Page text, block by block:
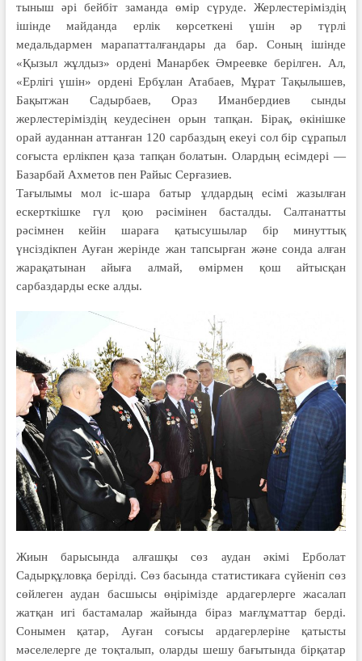
тыныш әрі бейбіт заманда өмір сүруде. Жерлестеріміздің
ішінде майданда ерлік көрсеткені үшін әр түрлі
медальдармен марапатталғандары да бар. Соның ішінде
«Қызыл жұлдыз» ордені Манарбек Әмреевке берілген. Ал,
«Ерлігі үшін» ордені Ербұлан Атабаев, Мұрат Тақылышев,
Бақытжан Садырбаев, Ораз Иманбердиев сынды
жерлестеріміздің кеудесінен орын тапқан. Бірақ, өкінішке
орай ауданнан аттанған 120 сарбаздың екеуі сол бір сұрапыл
соғыста ерлікпен қаза тапқан болатын. Олардың есімдері —
Базарбай Ахметов пен Райыс Серғазиев.
Тағылымы мол іс-шара батыр ұлдардың есімі жазылған
ескерткішке гүл қою рәсімінен басталды. Салтанатты
рәсімнен кейін шараға қатысушылар бір минуттық
үнсіздікпен Ауған жерінде жан тапсырған және сонда алған
жарақатынан айыға алмай, өмірмен қош айтысқан
сарбаздарды еске алды.
Жиын барысында алғашқы сөз аудан әкімі Ерболат
Садырқұловқа берілді. Сөз басында статистикаға сүйеніп сөз
сөйлеген аудан басшысы өңірімізде ардагерлерге жасалап
жатқан игі бастамалар жайында біраз мағлұматтар берді.
Сонымен қатар, Ауған соғысы ардагерлеріне қатысты
мәселелерге де тоқталып, оларды шешу бағытында бірқатар